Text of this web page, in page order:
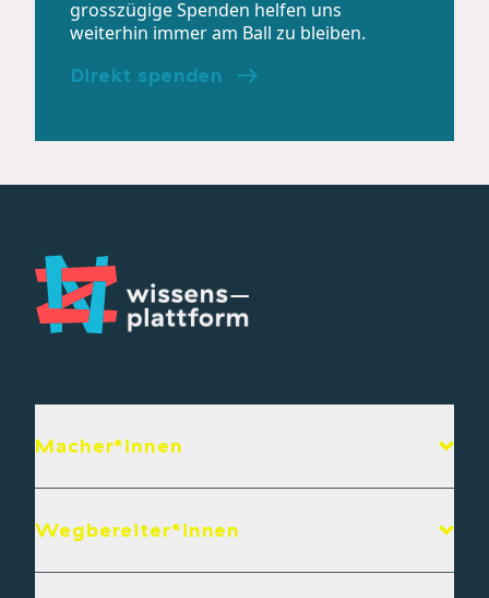
grosszügige Spenden helfen uns
weiterhin immer am Ball zu bleiben.
Direkt spenden
Macher*innen
Wegbereiter*innen